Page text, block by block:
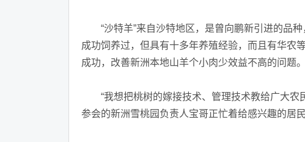
“沙特羊”来自沙特地区，是曾向鹏新引进的品种
成功饲养过，但具有十多年养殖经验，而且有华农
成功，改善新洲本地山羊个小肉少效益不高的问题。
“我想把桃树的嫁接技术、管理技术教给广大农
参会的新洲雪桃园负责人宝哥正忙着给感兴趣的居